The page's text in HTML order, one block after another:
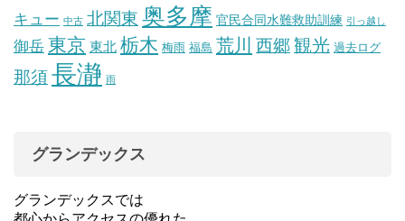
キュー 中古 北関東 奥多摩 官民合同水難救助訓練 引っ越し
御岳 東京 東北 栃木 梅雨 福島 荒川 西郷観光 過去ログ
那須長瀞 雨
グランデックス
グランデックスでは